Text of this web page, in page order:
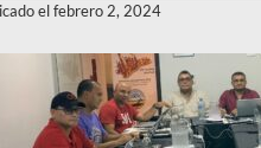
el febrero 2, 2024